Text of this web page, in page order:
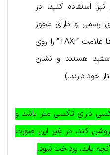
استفاده کنید، در
رسمی و دارای مجوز
استفاده کنید. (این تاکسی‌ها علامت “TAXI” را روی
هستند و نشان
دارای تاکسی متر باشد و
کند، در غیر این صورت
باید، پرداخت شود.